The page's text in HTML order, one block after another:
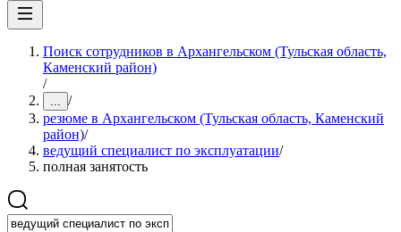
Поиск сотрудников в Архангельском (Тульская область,
Каменский район)
/
... /
резюме в Архангельском (Тульская область, Каменский
район)/
ведущий специалист по эксплуатации/
полная занятость